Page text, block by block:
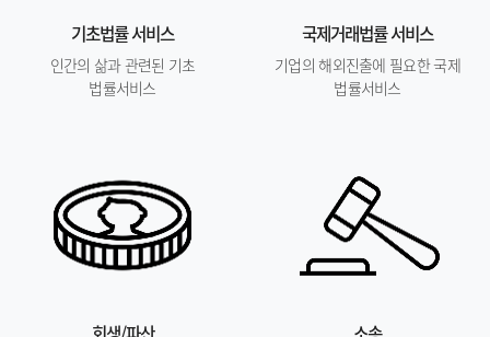
기초법률 서비스
인간의 삶과 관련된 기초
법률서비스
국제거래법률 서비스
기업의 해외진출에 필요한 국제
법률서비스